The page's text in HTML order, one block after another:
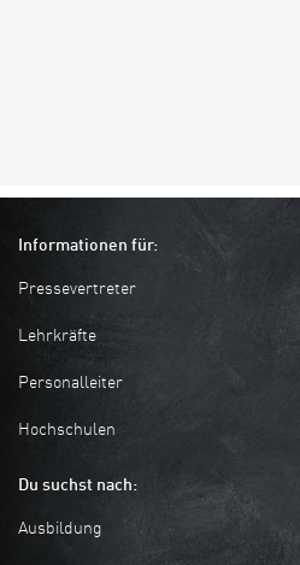
Informationen für:
Pressevertreter
Lehrkräfte
Personalleiter
Hochschulen
Du suchst nach:
Ausbildung